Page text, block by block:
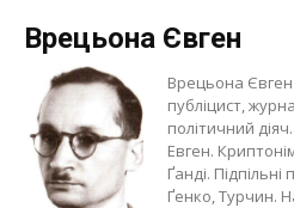
Врецьона Євген
Врецьона
публіцист,
політичний
Евген.
Ґанді.
Ґенко, Турчин.